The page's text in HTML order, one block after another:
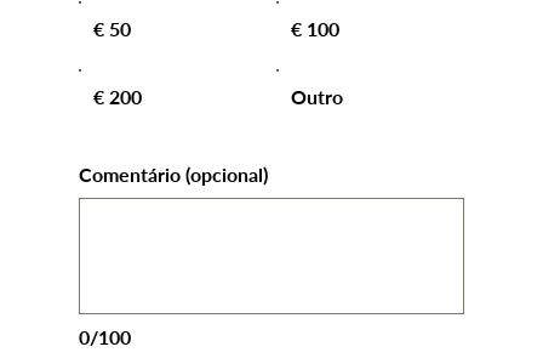
€ 50 € 100
€ 200 Outro
0/100
Comentário (opcional)